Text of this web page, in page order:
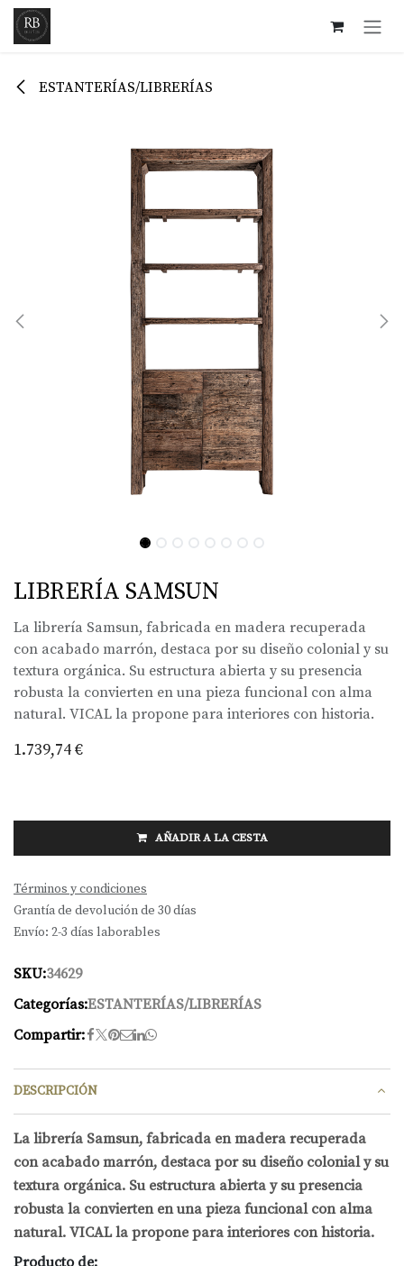
Ir al contenido
ESTANTERÍAS/LIBRERÍAS
LIBRERÍA SAMSUN
La librería Samsun, fabricada en madera recuperada
con acabado marrón, destaca por su diseño colonial y su
textura orgánica. Su estructura abierta y su presencia
robusta la convierten en una pieza funcional con alma
natural. VICAL la propone para interiores con historia.
1.739,74€
AÑADIR A LA CESTA
Términos y condiciones
Grantía de devolución de 30 días
Envío: 2-3 días laborables
SKU:34629
Categorías:ESTANTERÍAS/LIBRERÍAS
Compartir:
DESCRIPCIÓN
La librería Samsun, fabricada en madera recuperada
con acabado marrón, destaca por su diseño colonial y su
textura orgánica. Su estructura abierta y su presencia
robusta la convierten en una pieza funcional con alma
natural. VICAL la propone para interiores con historia.
Producto de: